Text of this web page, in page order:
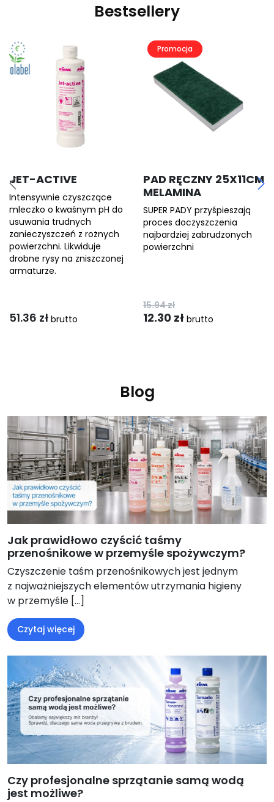
Bestsellery
JET-ACTIVE
Intensywnie czyszczące
mleczko o kwaśnym pH do
usuwania trudnych
zanieczyszczeń z rożnych
powierzchni. Likwiduje
drobne rysy na zniszczonej
armaturze.
51.36 zł brutto
wariantów.
można
wybrać
na
stronie
produktu
Promocja
PAD RĘCZNY 25X11CM
MELAMINA
SUPER PADY przyśpieszają
proces doczyszczenia
najbardziej zabrudzonych
powierzchni
15.94zł
12.30 złbrutto
Blog
Jak prawidłowo czyścić taśmy
przenośnikowe w przemyśle spożywczym?
Czyszczenie taśm przenośnikowych jest jednym
z najważniejszych elementów utrzymania higieny
w przemyśle […]
Czytaj więcej
Czy profesjonalne sprzątanie samą wodą
jest możliwe?